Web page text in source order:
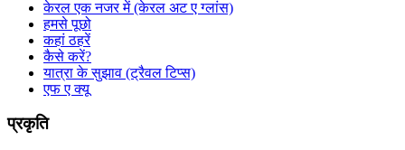
केरल एक नजर में (केरल अट ए ग्लांस)
हमसे पूछो
कहां ठहरें
कैसे करें?
यात्रा के सुझाव (ट्रैवल टिप्स)
एफ ए क्यू
प्रकृति